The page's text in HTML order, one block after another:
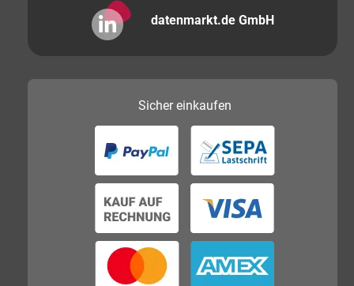
datenmarkt.de GmbH
Sichereinkaufen